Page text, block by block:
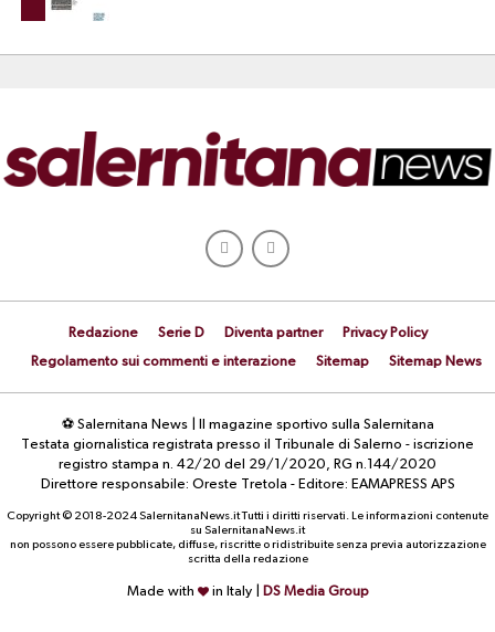
Redazione Serie D Diventa partner
Privacy Policy
Regolamento sui commenti e interazione
Sitemap Sitemap News
⚽ Salernitana News | Il magazine sportivo sulla Salernitana
Testata giornalistica registrata presso il Tribunale di Salerno - iscrizione
registro stampa n. 42/20 del 29/1/2020, RG n.144/2020
Direttore responsabile: Oreste Tretola - Editore: EAMAPRESS APS
Copyright © 2018-2024 SalernitanaNews.it Tutti i diritti riservati. Le informazioni contenute
su SalernitanaNews.it
non possono essere pubblicate, diffuse, riscritte o ridistribuite senza previa autorizzazione
scritta della redazione
Made with in Italy | DS Media Group